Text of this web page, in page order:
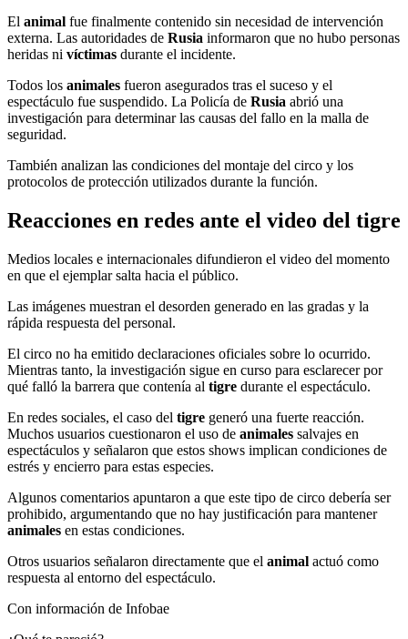
El animal fue finalmente contenido sin necesidad de intervención
externa. Las autoridades de Rusia informaron que no hubo personas
heridas ni víctimas durante el incidente.
Todos los animales fueron asegurados tras el suceso y el
espectáculo fue suspendido. La Policía de Rusia abrió una
investigación para determinar las causas del fallo en la malla de
seguridad.
También analizan las condiciones del montaje del circo y los
protocolos de protección utilizados durante la función.
Reacciones en redes ante el video del tigre
Medios locales e internacionales difundieron el video del momento
en que el ejemplar salta hacia el público.
Las imágenes muestran el desorden generado en las gradas y la
rápida respuesta del personal.
El circo no ha emitido declaraciones oficiales sobre lo ocurrido.
Mientras tanto, la investigación sigue en curso para esclarecer por
qué falló la barrera que contenía al tigre durante el espectáculo.
En redes sociales, el caso del tigre generó una fuerte reacción.
Muchos usuarios cuestionaron el uso de animales salvajes en
espectáculos y señalaron que estos shows implican condiciones de
estrés y encierro para estas especies.
Algunos comentarios apuntaron a que este tipo de circo debería ser
prohibido, argumentando que no hay justificación para mantener
animales en estas condiciones.
Otros usuarios señalaron directamente que el animal actuó como
respuesta al entorno del espectáculo.
Con información de Infobae